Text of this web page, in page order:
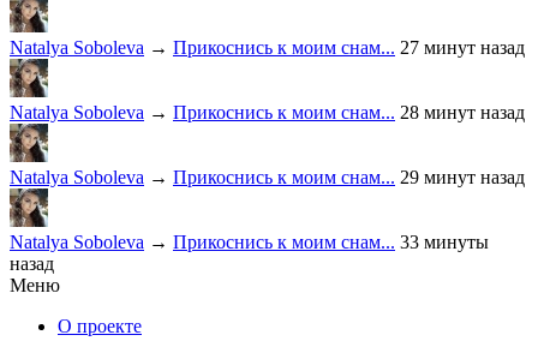
Natalya Soboleva → Прикоснись к моим снам... 27 минут назад
Natalya Soboleva → Прикоснись к моим снам... 28 минут назад
Natalya Soboleva → Прикоснись к моим снам... 29 минут назад
Natalya Soboleva → Прикоснись к моим снам... 33 минуты
назад
Меню
О проекте